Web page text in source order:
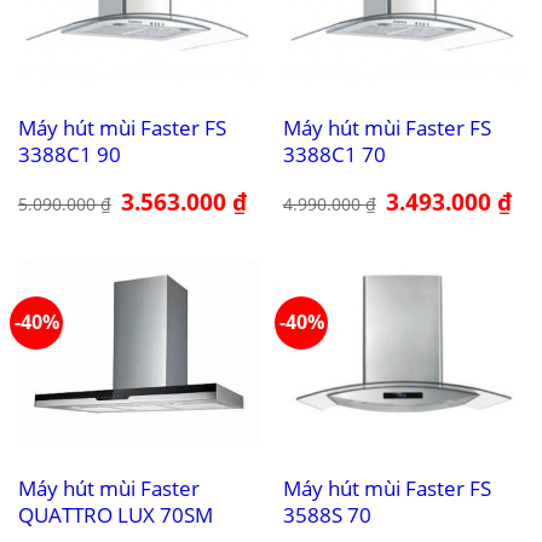
Máy hút mùi Faster FS
3388C1 90
5.090.000₫ Giá
gốc
3.563.000₫Giá
hiện
Máy hút mùi Faster FS
3388C1 70
4.990.000₫ Giá
gốc
3.493.000₫Giá
-40%
Máy hút mùi Faster
QUATTRO LUX 70SM
-40%
Máy hút mùi Faster FS
3588S 70